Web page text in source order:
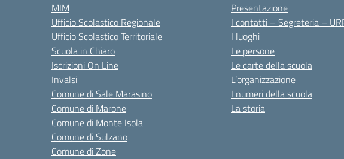
MIM
Ufficio Scolastico Regionale
Ufficio Scolastico Territoriale
Scuola in Chiaro
Iscrizioni On Line
Invalsi
Comune di Sale Marasino
Comune di Marone
Comune di Monte Isola
Comune di Sulzano
Comune di Zone
Presentazione
I contatti – Segreteria –
I luoghi
Le persone
Le carte della scuola
L’organizzazione
I numeri della scuola
La storia